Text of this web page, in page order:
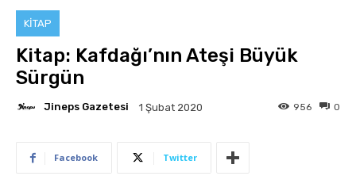
KITAP
Kitap: Kafdağı’nın Ateşi Büyük
Sürgün
Jineps Gazetesi 1 Şubat 2020 0
956
Facebook Twitter